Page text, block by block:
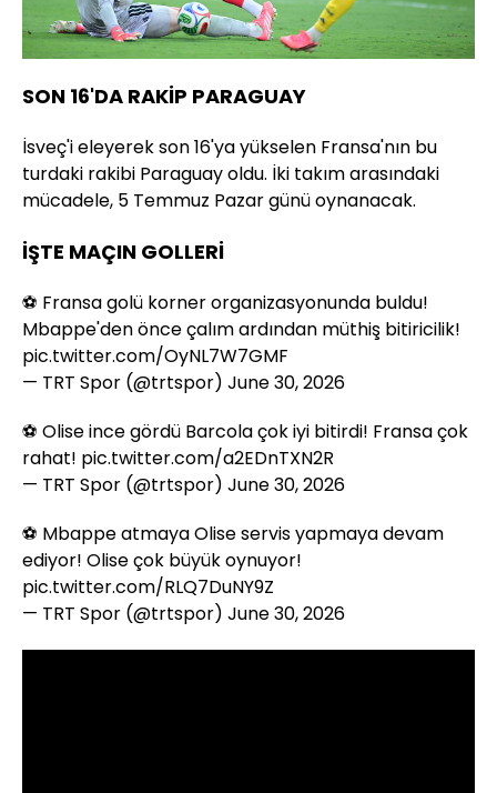
SON 16'DA RAKİP PARAGUAY
İsveç'i eleyerek son 16'ya yükselen Fransa'nın bu
turdaki rakibi Paraguay oldu. İki takım arasındaki
mücadele, 5 Temmuz Pazar günü oynanacak.
İŞTE MAÇIN GOLLERİ
⚽ Fransa golü korner organizasyonunda buldu!
Mbappe'den önce çalım ardından müthiş bitiricilik!
pic.twitter.com/OyNL7W7GMF
— TRT Spor (@trtspor) June 30, 2026
⚽ Olise ince gördü Barcola çok iyi bitirdi! Fransa çok
rahat! pic.twitter.com/a2EDnTXN2R
— TRT Spor (@trtspor) June 30, 2026
⚽ Mbappe atmaya Olise servis yapmaya devam
ediyor! Olise çok büyük oynuyor!
pic.twitter.com/RLQ7DuNY9Z
— TRT Spor (@trtspor) June 30, 2026